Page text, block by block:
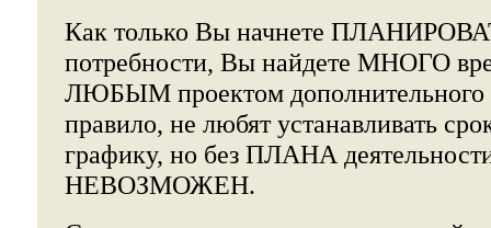
Как только Вы начнете
потребности, Вы найдете МНОГО
ЛЮБЫМ проектом дополнительного
правило, не любят устанавливать
графику, но без ПЛАНА
НЕВОЗМОЖЕН.